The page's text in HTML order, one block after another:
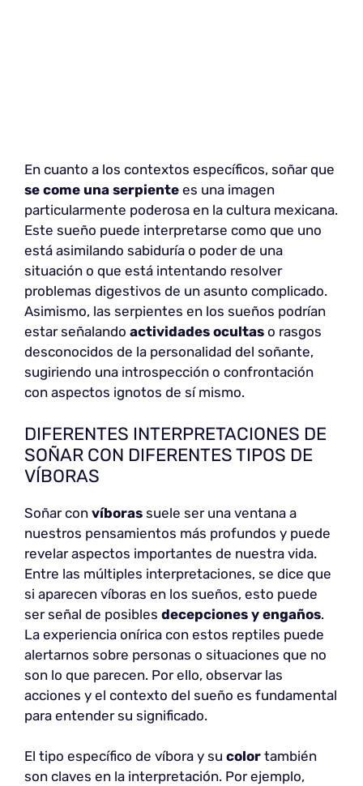
En cuanto a los contextos específicos, soñar que
se come una serpiente es una imagen
particularmente poderosa en la cultura mexicana.
Este sueño puede interpretarse como que uno
está asimilando sabiduría o poder de una
situación o que está intentando resolver
problemas digestivos de un asunto complicado.
Asimismo, las serpientes en los sueños podrían
estar señalando actividades ocultas o rasgos
desconocidos de la personalidad del soñante,
sugiriendo una introspección o confrontación
con aspectos ignotos de sí mismo.
DIFERENTES INTERPRETACIONES DE
SOÑAR CON DIFERENTES TIPOS DE
VÍBORAS
Soñar con víboras suele ser una ventana a
nuestros pensamientos más profundos y puede
revelar aspectos importantes de nuestra vida.
Entre las múltiples interpretaciones, se dice que
si aparecen víboras en los sueños, esto puede
ser señal de posibles decepciones y engaños.
La experiencia onírica con estos reptiles puede
alertarnos sobre personas o situaciones que no
son lo que parecen. Por ello, observar las
acciones y el contexto del sueño es fundamental
para entender su significado.
El tipo específico de víbora y su color también
son claves en la interpretación. Por ejemplo,